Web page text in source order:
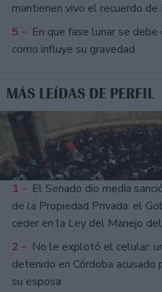
mantienen vivo el recuerdo de
5 - En que fase lunar se
como influye su gravedad
MÁS LEÍDAS DE PERFIL
1 - El Senado dio media
de la Propiedad Privada: el
ceder en la Ley del Manejo
2 - No le explotó el celular:
detenido en Córdoba acusado
su esposa